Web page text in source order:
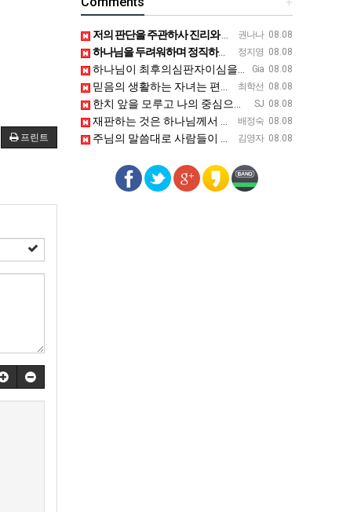
프린트
권나나 08.08
저의 판단을 주관하사 진리와 사랑과 공정의 길에서 벗어나지 않게 깨우쳐 주시옵소서
정지영 08.08
하나님을 두려워하며 정직하게 살게 하소서
Gia 08.08
하나님이 최후의심판자이심을믿고 공정과정의가 실현되는 공동체가되게 하소서.
최학선 08.08
믿음의 생활하는 자녀는 편견을 하지앉아야 합니다우리 주님은 편견하시지않으시고. 사랑으로 품어 주심을 본받게하…
SJ 08.08
한치 앞을 모루고 나의 중심으로 판단한 어리석음을 용서하시고 재판을 하나님께 맡기는 믿음의 자녀로 살게하옵소…
배정숙 08.08
재판하는 것은 하나님께서 하시오니 저희는 외모로 보지 않고 정중하게 사랑으로 할 수있도록 지혜를 주옵소서
김영자 08.08
주님의 말씀대로 사람들이 재판에 가지 않는 지혜를 주시옵소서.